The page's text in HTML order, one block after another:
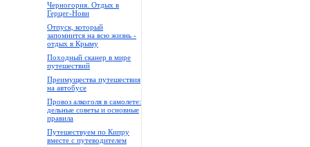
Черногория. Отдых в
Герцег-Нови
Отпуск, который
запомнится на всю жизнь -
отдых в Крыму
Походный сканер в мире
путешествий
Преимущества путешествия
на автобусе
Провоз алкоголя в самолете:
дельные советы и основные
правила
Путешествуем по Кипру
вместе с путеводителем